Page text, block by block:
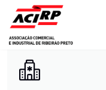
Pular para o conteúdo
ACIRP -